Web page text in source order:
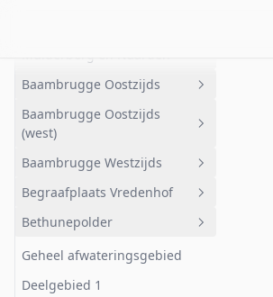
Geheel afwateringsgebied
B.O. bemalen
Baambrugge Oostzijds
Geheel afwateringsgebied
Baambrugge Oostzijds
(west)
Geheel afwateringsgebied
Baambrugge Oostzijds (west)
Baambrugge Westzijds
Geheel afwateringsgebied
Polder
Schrobberpolder
Begraafplaats Vredenhof
Geheel afwateringsgebied
Begraafplaats Vredenhof
Bethunepolder
Geheel afwateringsgebied
Deelgebied 1